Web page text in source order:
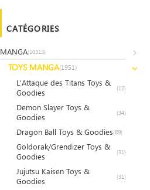
CATÉGORIES
MANGA(10313)
TOYS MANGA(1951)
L'Attaque des Titans Toys &
Goodies
(12)
Demon Slayer Toys &
Goodies
(34)
Dragon Ball Toys & Goodies(89)
Goldorak/Grendizer Toys &
Goodies
(31)
Jujutsu Kaisen Toys &
Goodies
(31)